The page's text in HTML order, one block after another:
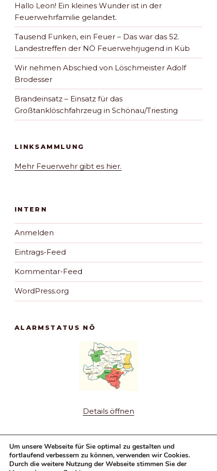
Hallo Leon! Ein kleines Wunder ist in der
Feuerwehrfamilie gelandet.
Tausend Funken, ein Feuer – Das war das 52.
Landestreffen der NÖ Feuerwehrjugend in Küb
Wir nehmen Abschied von Löschmeister Adolf
Brodesser
Brandeinsatz – Einsatz für das
Großtanklöschfahrzeug in Schönau/Triesting
LINKSAMMLUNG
Mehr Feuerwehr gibt es hier.
INTERN
Anmelden
Eintrags-Feed
Kommentar-Feed
WordPress.org
ALARMSTATUS NÖ
Details öffnen
Um unsere Webseite für Sie optimal zu gestalten und
fortlaufend verbessern zu können, verwenden wir Cookies.
Durch die weitere Nutzung der Webseite stimmen Sie der